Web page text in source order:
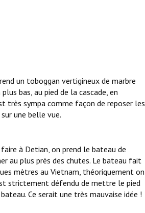
un toboggan vertigineux de marbre
bas, au pied de la cascade, en
très sympa comme façon de reposer les
une belle vue.
à Detian, on prend le bateau de
au plus près des chutes. Le bateau fait
mètres au Vietnam, théoriquement on
strictement défendu de mettre le pied
Ce serait une très mauvaise idée !